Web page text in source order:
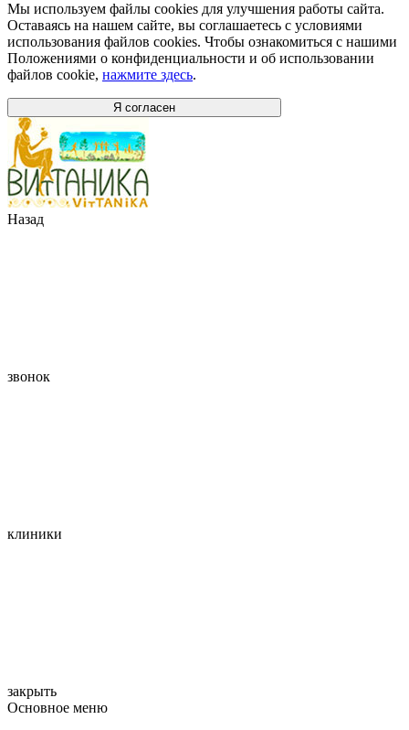
Мы используем файлы cookies для улучшения работы сайта.
Оставаясь на нашем сайте, вы соглашаетесь с условиями
использования файлов cookies. Чтобы ознакомиться с нашими
Положениями о конфиденциальности и об использовании
файлов cookie, нажмите здесь.
Я согласен
Назад
звонок
клиники
закрыть
Основное меню